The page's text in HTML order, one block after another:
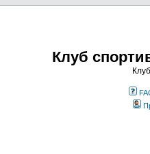
Клуб